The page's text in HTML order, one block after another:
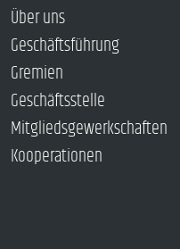
Über uns
Geschäftsführung
Gremien
Geschäftsstelle
Mitgliedsgewerkschaften
Kooperationen